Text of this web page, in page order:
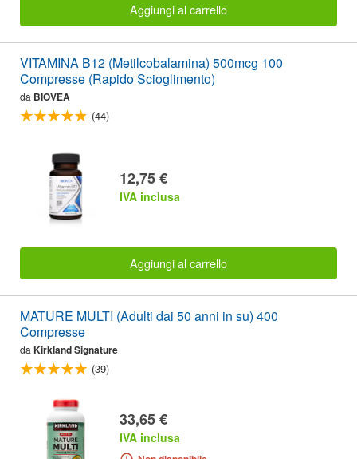
Aggiungi al carrello
VITAMINA B12 (Metilcobalamina) 500mcg 100
Compresse (Rapido Scioglimento)
da BIOVEA
(44)
12,75 €
IVA inclusa
Aggiungi al carrello
MATURE MULTI (Adulti dai 50 anni in su) 400
Compresse
da Kirkland Signature
(39)
33,65 €
IVA inclusa